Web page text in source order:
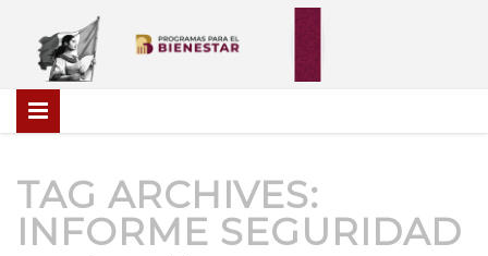
TAG ARCHIVES:
INFORME SEGURIDAD